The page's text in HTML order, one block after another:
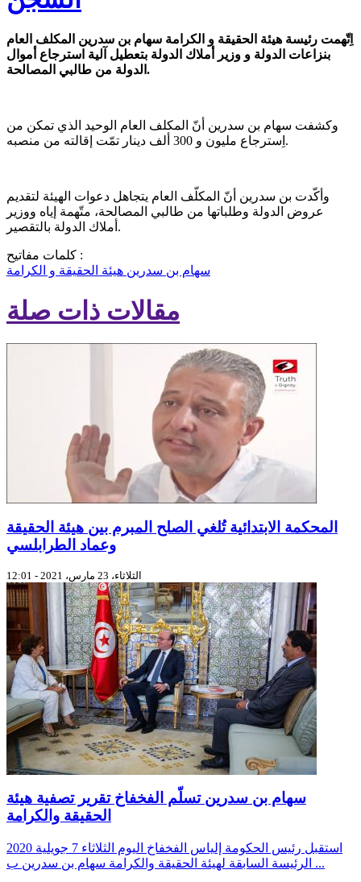
اِتّهمت رئيسة هيئة الحقيقة و الكرامة سهام بن سدرين المكلف العام
بنزاعات الدولة و وزير أملاك الدولة بتعطيل آلية استرجاع أموال
الدولة من طالبي المصالحة.
وكشفت سهام بن سدرين أنّ المكلف العام الوحيد الذي تمكن من
اِسترجاع مليون و 300 ألف دينار تمّت إقالته من منصبه.
وأكّدت بن سدرين أنّ المكلّف العام يتجاهل دعوات الهيئة لتقديم
عروض الدولة وطلباتها من طالبي المصالحة، متّهمة إياه ووزير
أملاك الدولة بالتقصير.
كلمات مفاتيح :
سهام بن سدرين هيئة الحقيقة و الكرامة
مقالات ذات صلة
المحكمة الابتدائية تُلغي الصلح المبرم بين هيئة الحقيقة
وعماد الطرابلسي
الثلاثاء، 23 مارس، 2021 - 12:01
سهام بن سدرين تسلّم الفخفاخ تقرير تصفية هيئة
الحقيقة والكرامة
استقبل رئيس الحكومة إلياس الفخفاخ اليوم الثلاثاء 7 جويلية 2020
الرئيسة السابقة لهيئة الحقيقة والكرامة سهام بن سدرين ب ...